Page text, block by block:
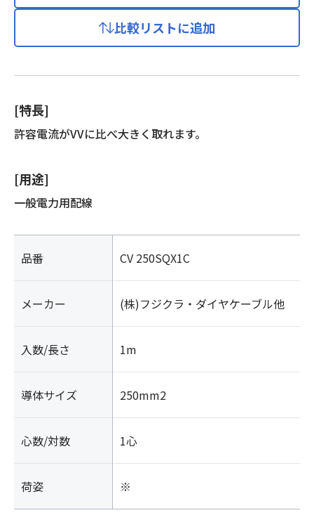
比較リストに追加
[特長]
許容電流がVVに比べ大きく取れます。
[用途]
一般電力用配線
品番 CV 250SQX1C
メーカー (株)フジクラ・ダイヤケーブル他
入数/長さ 1m
導体サイズ 250mm2
心数/対数 1心
荷姿 ※